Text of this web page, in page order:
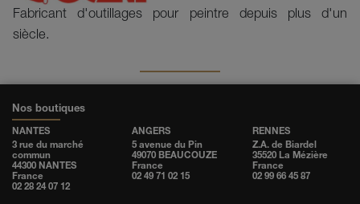
Fabricant d'outillages pour peintre depuis plus d'un
siècle.
Nos boutiques
NANTES
3 rue du marché
commun
44300 NANTES
France
02 28 24 07 12
ANGERS
5 avenue du Pin
49070 BEAUCOUZE
France
02 49 71 02 15
RENNES
Z.A. de Biardel
35520 La Mézière
France
02 99 66 45 87